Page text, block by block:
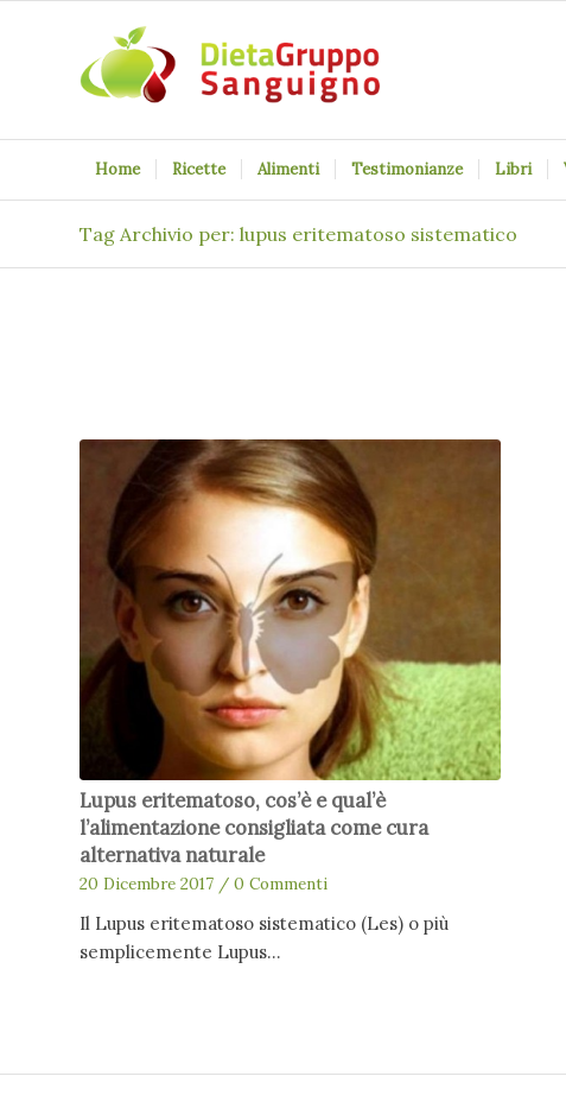
Home Ricette Alimenti Testimonianze Libri
Tag Archivio per: lupus eritematoso sistematico
Lupus eritematoso, cos’è e qual’è
l’alimentazione consigliata come cura
alternativa naturale
20 Dicembre 2017 / 0 Commenti
Il Lupus eritematoso sistematico (Les) o più
semplicemente Lupus…